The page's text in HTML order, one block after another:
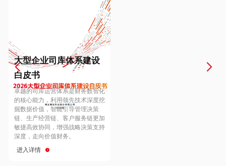
Europe
Hungary
Hong Kong
大型企业司库体系建设
白皮书
卓越的司库运营体系是财务数智化
的核心能力，利用领先技术深度挖
掘数据价值，智能引导管理决策
链、生产经营链、客户服务链更加
敏捷高效协同，增强战略決策支持
深度，走向价值财务。
进入详情